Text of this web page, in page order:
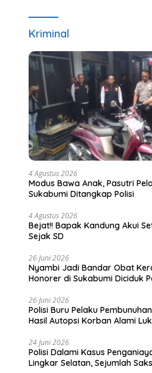
Kriminal
4 Agustus 2026
Modus Bawa Anak, Pasutri
Sukabumi Ditangkap Polisi
4 Agustus 2026
Bejat!! Bapak Kandung Akui
Sejak SD
26 Juni 2026
Nyambi Jadi Bandar Obat
Honorer di Sukabumi Diciduk
26 Juni 2026
Polisi Buru Pelaku
Hasil Autopsi Korban Alami
24 Juni 2026
Polisi Dalami Kasus
Lingkar Selatan, Sejumlah